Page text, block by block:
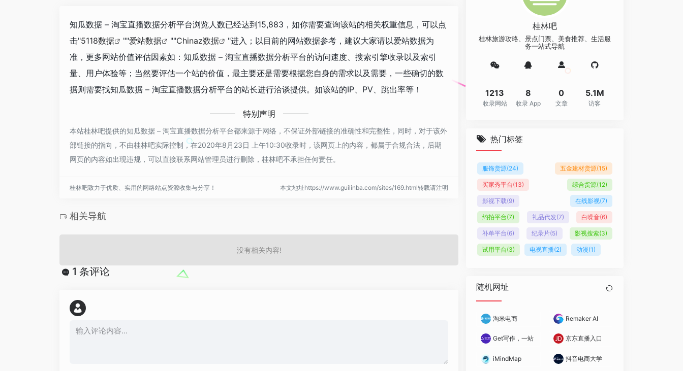
知瓜数据 – 淘宝直播数据分析平台浏览人数已经达到15,883，如你需要查询该站的相关权重信息，可以点
击"5118数据 ""爱站数据 ""Chinaz数据
"进入；以目前的网站数据参考，建议大家请以爱站数据为
准，更多网站价值评估因素如：知瓜数据 – 淘宝直播数据分析平台的访问速度、搜索引擎收录以及索引
量、用户体验等；当然要评估一个站的价值，最主要还是需要根据您自身的需求以及需要，一些确切的数
据则需要找知瓜数据 – 淘宝直播数据分析平台的站长进行洽谈提供。如该站的IP、PV、跳出率等！
特别声明
本站桂林吧提供的知瓜数据 – 淘宝直播数据分析平台都来源于网络，不保证外部链接的准确性和完整性，同时，对于该外
部链接的指向，不由桂林吧实际控制，在2020年8月23日 上午10:30收录时，该网页上的内容，都属于合规合法，后期
网页的内容如出现违规，可以直接联系网站管理员进行删除，桂林吧不承担任何责任。
桂林吧致力于优质、实用的网络站点资源收集与分享！ 本文地址https://www.guilinba.com/sites/169.html转载请注明
相关导航
没有相关内容!
1 条评论
桂林吧
桂林旅游攻略、景点门票、美食推荐、生活服
务一站式导航
1213
收录网站
8
收录 App
0
文章
5.1M
访客
热门标签
服饰货源(24) 五金建材货源(15)
买家秀平台(13) 综合货源(12)
影视下载(9) 在线影视(7)
约拍平台(7) 礼品代发(7) 白噪音(6)
补单平台(6) 纪录片(5) 影视搜索(3)
试用平台(3) 电视直播(2) 动漫(1)
随机网址
淘米电商 Remaker AI
Get写作，一站式智能写作服务平台
京东直播入口
iMindMap 抖音电商大学